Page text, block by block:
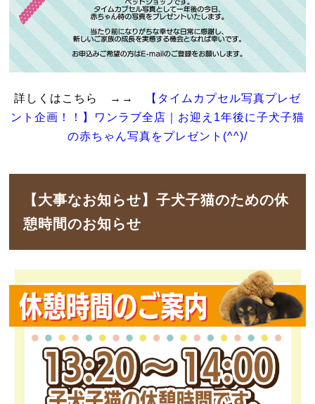
詳しくはこちら →→
【タイムカプセル写真プレゼ
ント企画！！】ワンラブ全店｜お迎え1年後に子犬子猫
の赤ちゃん写真をプレゼント(^^)/
【大事なお知らせ】子犬子猫のための休
憩時間のお知らせ